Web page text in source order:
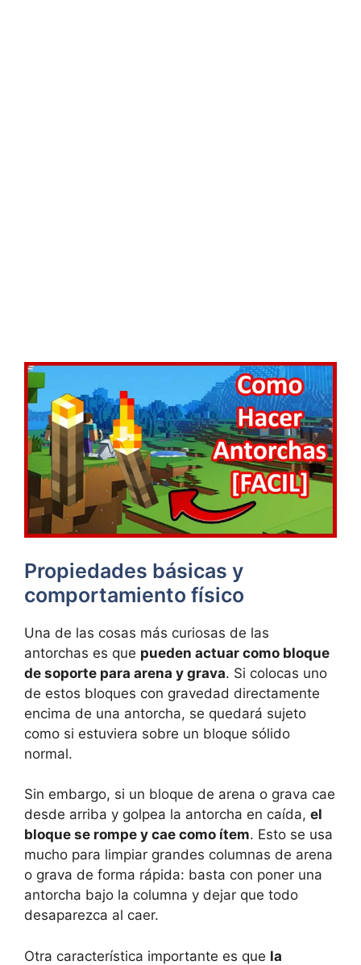
Propiedades básicas y
comportamiento físico
Una de las cosas más curiosas de las
antorchas es que pueden actuar como bloque
de soporte para arena y grava. Si colocas uno
de estos bloques con gravedad directamente
encima de una antorcha, se quedará sujeto
como si estuviera sobre un bloque sólido
normal.
Sin embargo, si un bloque de arena o grava cae
desde arriba y golpea la antorcha en caída, el
bloque se rompe y cae como ítem. Esto se usa
mucho para limpiar grandes columnas de arena
o grava de forma rápida: basta con poner una
antorcha bajo la columna y dejar que todo
desaparezca al caer.
Otra característica importante es que la